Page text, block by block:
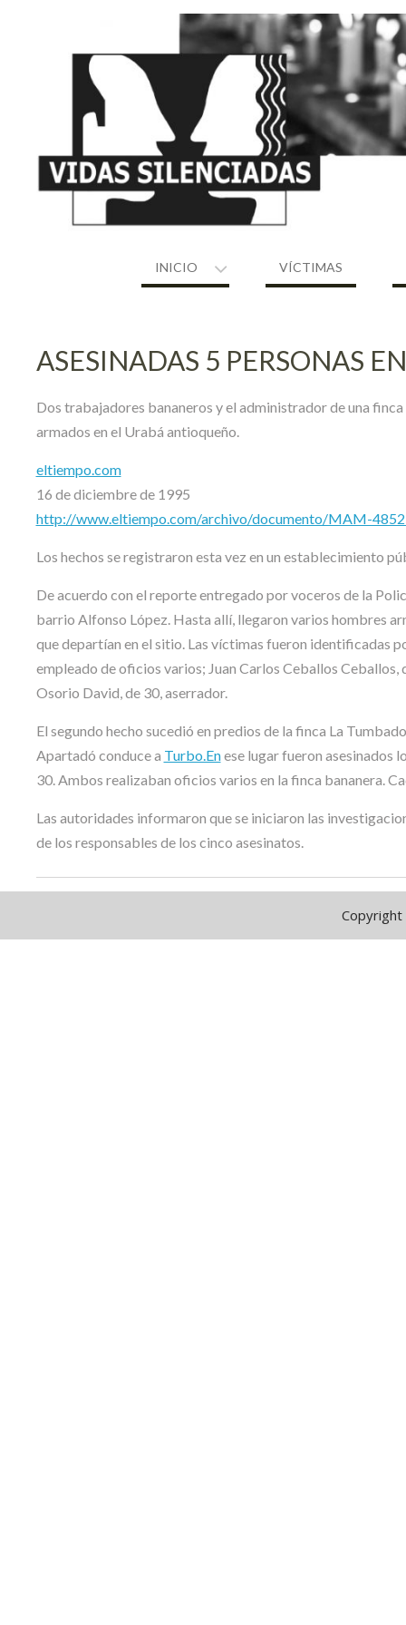
INICIO VÍCTIMAS
ASESINADAS 5 PERSONAS
Dos trabajadores bananeros y el administrador de una
armados en el Urabá antioqueño.
eltiempo.com
16 de diciembre de 1995
http://www.eltiempo.com/archivo/documento/MAM-
Los hechos se registraron esta vez en un establecimiento
De acuerdo con el reporte entregado por voceros de la
barrio Alfonso López. Hasta allí, llegaron varios hombres
que departían en el sitio. Las víctimas fueron identificadas
empleado de oficios varios; Juan Carlos Ceballos
Osorio David, de 30, aserrador.
El segundo hecho sucedió en predios de la finca La
Apartadó conduce a Turbo.Enese lugar fueron asesinados
30. Ambos realizaban oficios varios en la finca bananera.
Las autoridades informaron que se iniciaron las
de los responsables de los cinco asesinatos.
Copyright